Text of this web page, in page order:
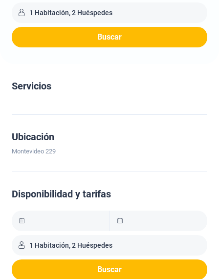
1 Habitación, 2 Huéspedes
Buscar
Servicios
Ubicación
Montevideo 229
Disponibilidad y tarifas
1 Habitación, 2 Huéspedes
Buscar